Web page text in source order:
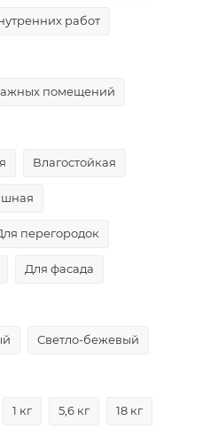
работ
помещений
Влагостойкая
перегородок
Для фасада
Светло-бежевый
1 кг 5,6 кг 18 кг